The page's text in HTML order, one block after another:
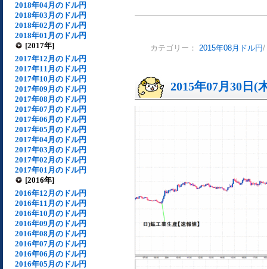
2018年04月のドル円
2018年03月のドル円
2018年02月のドル円
2018年01月のドル円
[2017年]
2017年12月のドル円
2017年11月のドル円
2017年10月のドル円
2017年09月のドル円
2017年08月のドル円
2017年07月のドル円
2017年06月のドル円
2017年05月のドル円
2017年04月のドル円
2017年03月のドル円
2017年02月のドル円
2017年01月のドル円
[2016年]
2016年12月のドル円
2016年11月のドル円
2016年10月のドル円
2016年09月のドル円
2016年08月のドル円
2016年07月のドル円
2016年06月のドル円
2016年05月のドル円
カテゴリー： 2015年08月ドル円/
2015年07月30日(